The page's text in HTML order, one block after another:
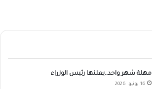
مهلة شهر واحد..يعلنها رئيس الوزراء
16 يونيو، 2026